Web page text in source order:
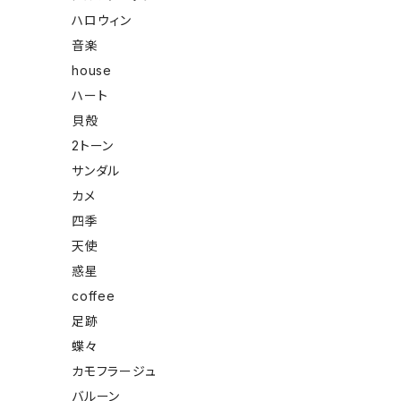
ハロウィン
音楽
house
ハート
貝殻
2トーン
サンダル
カメ
四季
天使
惑星
coffee
足跡
蝶々
カモフラージュ
バルーン